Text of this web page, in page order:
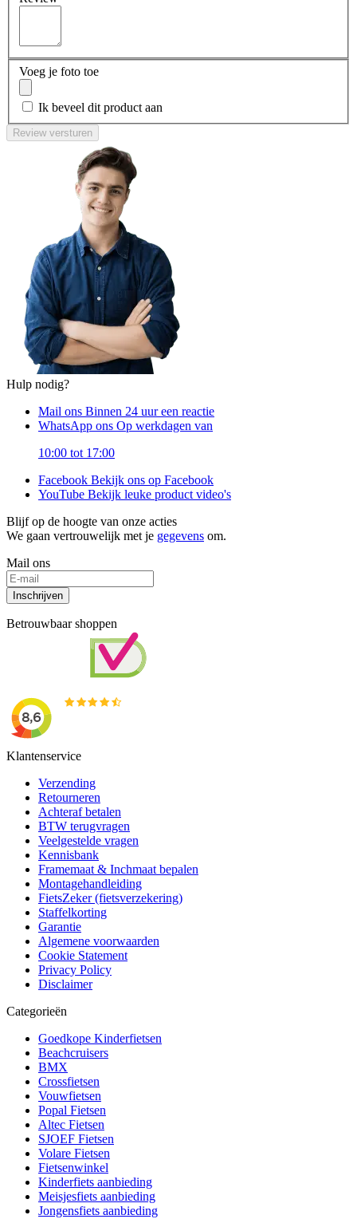
Voeg je foto toe
Ik beveel dit product aan
Review versturen
Hulp nodig?
Mail ons Binnen 24 uur een reactie
WhatsApp ons Op werkdagen van
10:00 tot 17:00
Facebook Bekijk ons op Facebook
YouTube Bekijk leuke product video's
Blijf op de hoogte van onze acties
We gaan vertrouwelijk met je gegevens om.
Mail ons
Inschrijven
Betrouwbaar shoppen
Klantenservice
Verzending
Retourneren
Achteraf betalen
BTW terugvragen
Veelgestelde vragen
Kennisbank
Framemaat & Inchmaat bepalen
Montagehandleiding
FietsZeker (fietsverzekering)
Staffelkorting
Garantie
Algemene voorwaarden
Cookie Statement
Privacy Policy
Disclaimer
Categorieën
Goedkope Kinderfietsen
Beachcruisers
BMX
Crossfietsen
Vouwfietsen
Popal Fietsen
Altec Fietsen
SJOEF Fietsen
Volare Fietsen
Fietsenwinkel
Kinderfiets aanbieding
Meisjesfiets aanbieding
Jongensfiets aanbieding